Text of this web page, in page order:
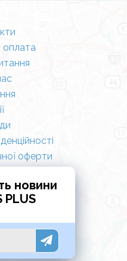
оплата
оферти
новини
PLUS